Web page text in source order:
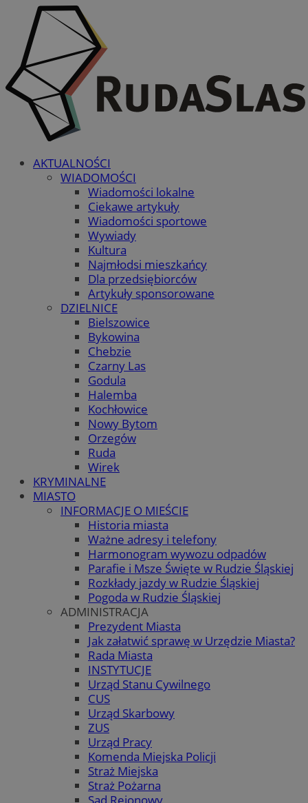
AKTUALNOŚCI
WIADOMOŚCI
Wiadomości lokalne
Ciekawe artykuły
Wiadomości sportowe
Wywiady
Kultura
Najmłodsi mieszkańcy
Dla przedsiębiorców
Artykuły sponsorowane
DZIELNICE
Bielszowice
Bykowina
Chebzie
Czarny Las
Godula
Halemba
Kochłowice
Nowy Bytom
Orzegów
Ruda
Wirek
KRYMINALNE
MIASTO
INFORMACJE O MIEŚCIE
Historia miasta
Ważne adresy i telefony
Harmonogram wywozu odpadów
Parafie i Msze Święte w Rudzie Śląskiej
Rozkłady jazdy w Rudzie Śląskiej
Pogoda w Rudzie Śląskiej
ADMINISTRACJA
Prezydent Miasta
Jak załatwić sprawę w Urzędzie Miasta?
Rada Miasta
INSTYTUCJE
Urząd Stanu Cywilnego
CUS
Urząd Skarbowy
ZUS
Urząd Pracy
Komenda Miejska Policji
Straż Miejska
Straż Pożarna